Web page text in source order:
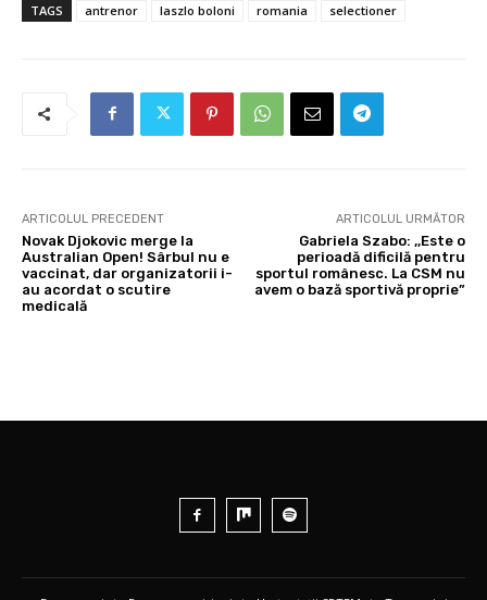
TAGS antrenor laszlo boloni romania selectioner
ARTICOLUL PRECEDENT
Novak Djokovic merge la
Australian Open! Sârbul nu e
vaccinat, dar organizatorii i-
au acordat o scutire
medicală
ARTICOLUL URMĂTOR
Gabriela Szabo: ,,Este o
perioadă dificilă pentru
sportul românesc. La CSM nu
avem o bază sportivă proprie”